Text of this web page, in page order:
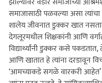
समाजासाठी पळवल्या असा
शालेय जीवनात डुक्कर खात
देगलूरमधील शिक्षकांनी आणि
विद्यार्थ्यांनी डुक्कर कसे
आणि खातात हे त्यांना दरडावून
‘आमच्याकडे सगळे वारकरी आहेत‌’ हे सांगूनही ते